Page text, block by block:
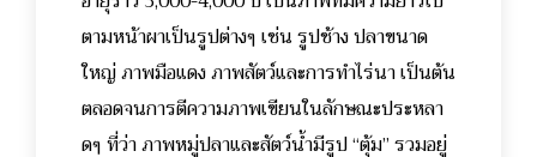
ตามหน้าผาเป็นรูปต่างๆ เช่น รูปช้าง ปลาขนาด
ใหญ่ ภาพมือแดง ภาพสัตว์และการทำไร่นา เป็นต้น
ตลอดจนการตีความภาพเขียนในลักษณะประหลา
ดๆ ที่ว่า ภาพหมู่ปลาและสัตว์น้ำมีรูป “ตุ้ม” รวมอยู่